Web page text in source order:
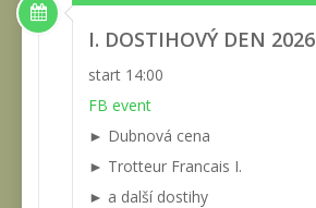
I. DOSTIHOVÝ DEN 2026
start 14:00
FB event
► Dubnová cena
► Trotteur Francais I.
► a další dostihy